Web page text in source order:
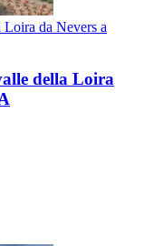
da Nevers a
della Loira